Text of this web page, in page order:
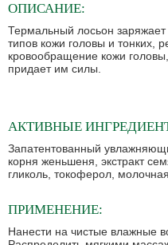
ОПИСАНИЕ:
Термальный лосьон
типов кожи головы и тонких,
кровообращение кожи
придает им силы.
АКТИВНЫЕ
Запатентованный
корня женьшеня, экстракт
гликоль, токоферол,
ПРИМЕНЕНИЕ:
Нанести на чистые влажные